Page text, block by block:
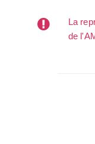
La
de